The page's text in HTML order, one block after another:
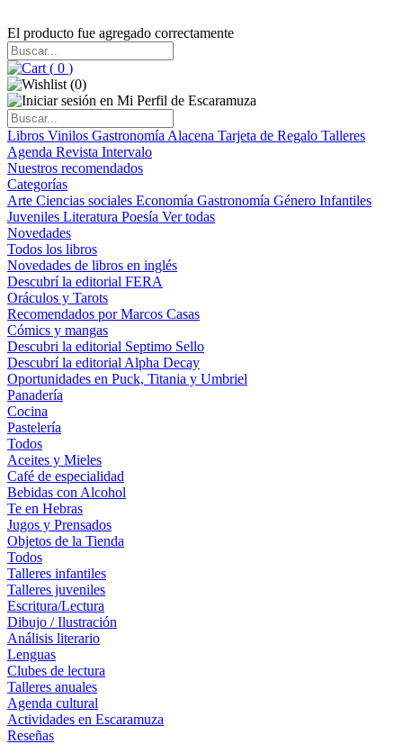
El producto fue agregado correctamente
( 0 )
(0)
Libros Vinilos Gastronomía Alacena Tarjeta de Regalo Talleres
Agenda Revista Intervalo
Nuestros recomendados
Categorías
Arte Ciencias sociales Economía Gastronomía Género Infantiles
Juveniles Literatura Poesía Ver todas
Novedades
Todos los libros
Novedades de libros en inglés
Descubrí la editorial FERA
Oráculos y Tarots
Recomendados por Marcos Casas
Cómics y mangas
Descubri la editorial Septimo Sello
Descubrí la editorial Alpha Decay
Oportunidades en Puck, Titania y Umbriel
Panadería
Cocina
Pastelería
Todos
Aceites y Mieles
Café de especialidad
Bebidas con Alcohol
Te en Hebras
Jugos y Prensados
Objetos de la Tienda
Todos
Talleres infantiles
Talleres juveniles
Escritura/Lectura
Dibujo / Ilustración
Análisis literario
Lenguas
Clubes de lectura
Talleres anuales
Agenda cultural
Actividades en Escaramuza
Reseñas